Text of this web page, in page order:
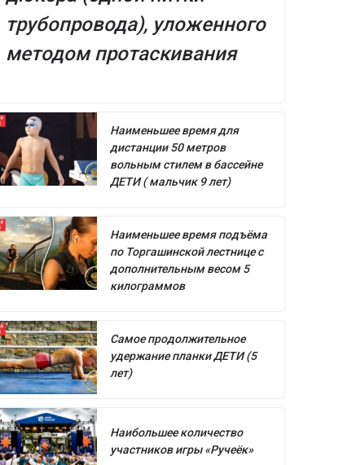
трубопровода), уложенного
методом протаскивания
Наименьшее время для
дистанции 50 метров
вольным стилем в бассейне
ДЕТИ ( мальчик 9 лет)
Наименьшее время подъёма
по Торгашинской лестнице с
дополнительным весом 5
килограммов
Самое продолжительное
удержание планки ДЕТИ (5
лет)
Наибольшее количество
участников игры «Ручеёк»